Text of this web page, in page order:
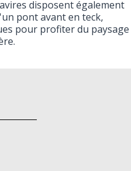
disposent également
pont avant en teck,
pour profiter du paysage